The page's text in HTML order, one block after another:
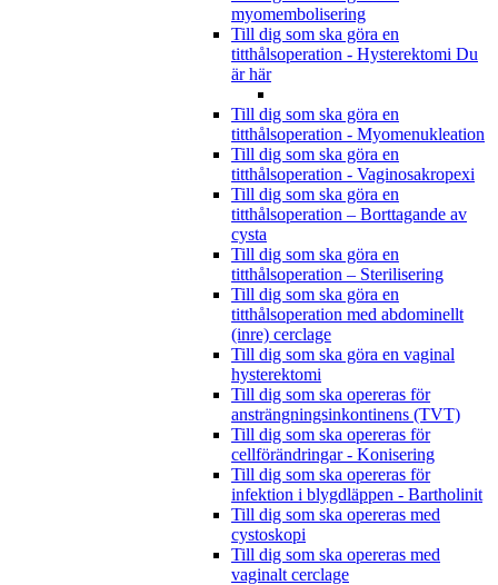
myomembolisering
Till dig som ska göra en
titthålsoperation - Hysterektomi Du
är här
Till dig som ska göra en
titthålsoperation - Myomenukleation
Till dig som ska göra en
titthålsoperation - Vaginosakropexi
Till dig som ska göra en
titthålsoperation – Borttagande av
cysta
Till dig som ska göra en
titthålsoperation – Sterilisering
Till dig som ska göra en
titthålsoperation med abdominellt
(inre) cerclage
Till dig som ska göra en vaginal
hysterektomi
Till dig som ska opereras för
ansträngningsinkontinens (TVT)
Till dig som ska opereras för
cellförändringar - Konisering
Till dig som ska opereras för
infektion i blygdläppen - Bartholinit
Till dig som ska opereras med
cystoskopi
Till dig som ska opereras med
vaginalt cerclage